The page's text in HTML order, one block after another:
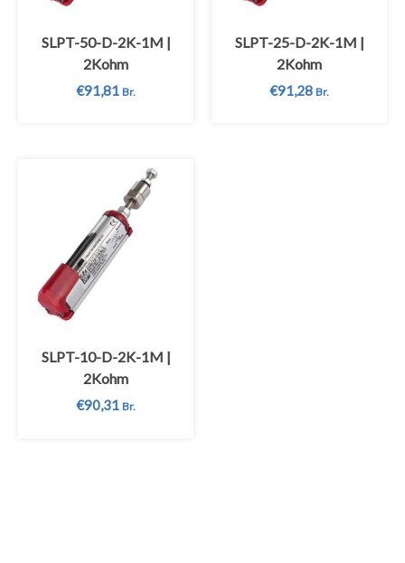
SLPT-50-D-2K-1M |
2Kohm
€91,81 Br.
SLPT-25-D-2K-1M |
2Kohm
€91,28 Br.
SLPT-10-D-2K-1M |
2Kohm
€90,31 Br.